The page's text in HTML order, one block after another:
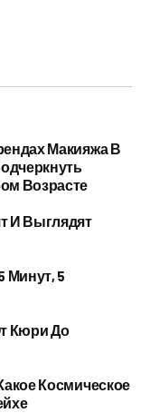
Макияжа В
Возрасте
И Выглядят
Минут, 5
Кюри До
Космическое